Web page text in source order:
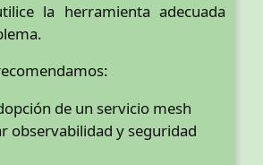
la herramienta adecuada
de un servicio mesh
observabilidad y seguridad